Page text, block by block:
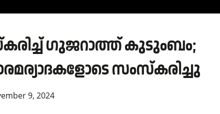
ഗുജറാത്ത് കുടുംബം;
സംസ്‌കരിച്ചു
9, 2024